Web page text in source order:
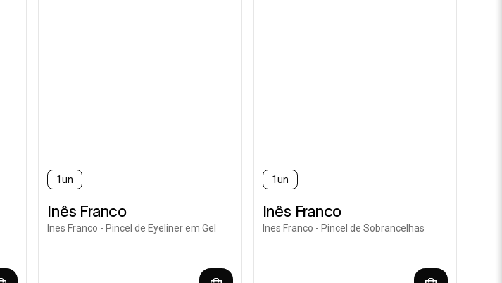
1un
Inês Franco
Ines Franco - Pincel de Eyeliner em Gel
1un
Inês Franco
Ines Franco - Pincel de Sobrancelhas